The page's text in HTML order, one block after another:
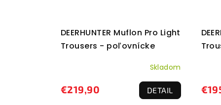
DEERHUNTER Muflon Pro Light
Trousers - poľovnícke
Skladom
€219,90 DETAIL